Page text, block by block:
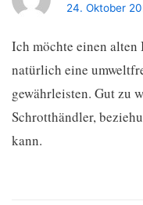
24. Oktober
Ich möchte einen alten
natürlich eine
gewährleisten. Gut zu
Schrotthändler,
kann.